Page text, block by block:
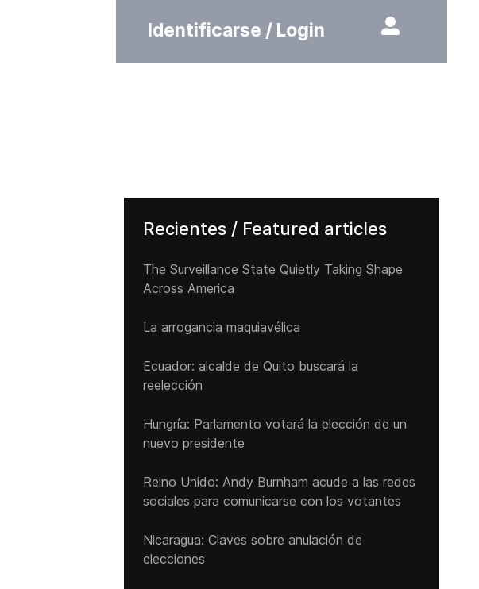
Identificarse / Login
Recientes / Featured articles
The Surveillance State Quietly Taking Shape
Across America
La arrogancia maquiavélica
Ecuador: alcalde de Quito buscará la
reelección
Hungría: Parlamento votará la elección de un
nuevo presidente
Reino Unido: Andy ‌Burnham acude a las redes
sociales para comunicarse con los votantes
Nicaragua: Claves sobre anulación de
elecciones